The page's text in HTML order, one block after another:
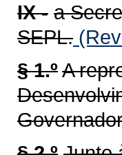
IX - a
SEPL.
§ 1.ºA